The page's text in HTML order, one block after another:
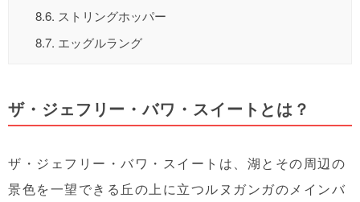
8.6. ストリングホッパー
8.7. エッグルラング
ザ・ジェフリー・バワ・スイートとは？
ザ・ジェフリー・バワ・スイートは、湖とその周辺の
景色を一望できる丘の上に立つルヌガンガのメインバ